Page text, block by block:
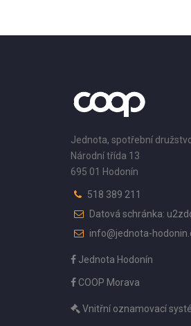
Jednota, spotřební
Národní třída 13
695 01 Hodonín
518 389 211
Datová schránka:
info@jednota-
Jednota Hodonín
COOP Morava
Vnitřní oznamovací